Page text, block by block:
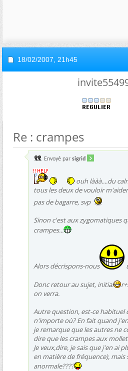
18/02/2007, 21h45
Re : crampes
Envoyé par sigrid
ouh lààà....du
tous les deux de vouloir
pas de bagarre, svp
Sinon c'est aux zygomatiques
crampes...
Alors décrispons-nous
Donc retour au sujet, initial
on verra.
Autre question, est-ce habituel
n'importe où? En fait quand
je remarque que les autres ne
dire que les crampes aux
Je veux,dire, je sais que j'en ai
en matière de fréquence),
anormale????